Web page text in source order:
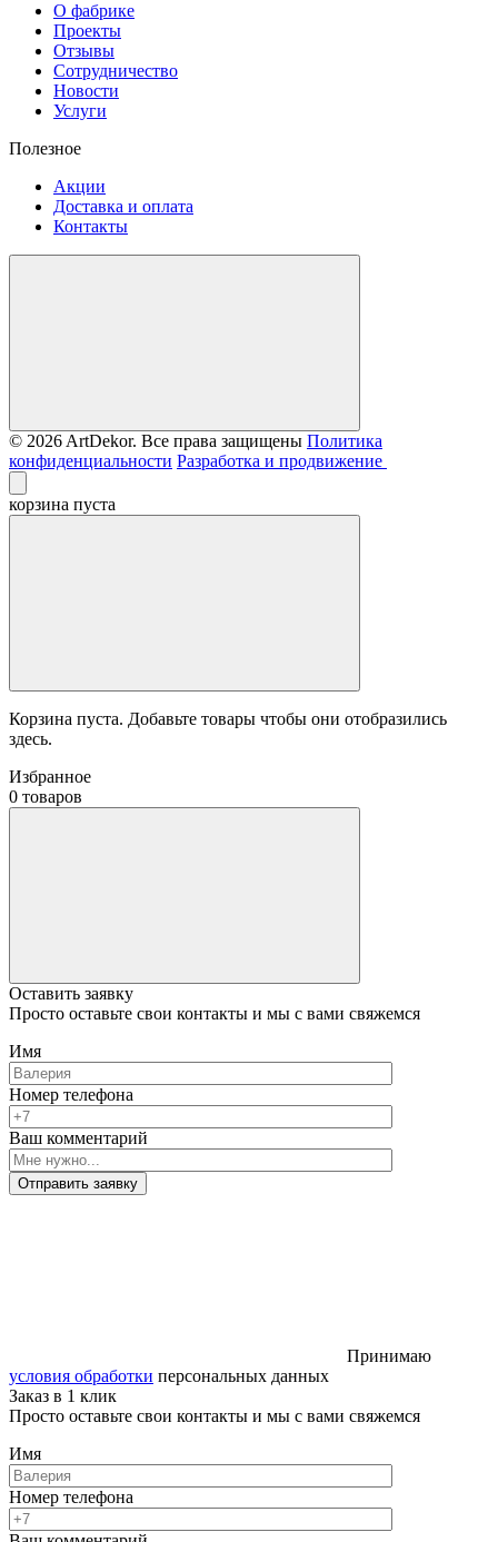
О фабрике
Проекты
Отзывы
Сотрудничество
Новости
Услуги
Полезное
Акции
Доставка и оплата
Контакты
© 2026 ArtDekor. Все права защищены Политика
конфиденциальности Разработка и продвижение
корзина пуста
Корзина пуста. Добавьте товары чтобы они отобразились
здесь.
Избранное
0 товаров
Оставить заявку
Просто оставьте свои контакты и мы с вами свяжемся
Имя
Номер телефона
Ваш комментарий
Отправить заявку
Принимаю
условия обработки персональных данных
Заказ в 1 клик
Просто оставьте свои контакты и мы с вами свяжемся
Имя
Номер телефона